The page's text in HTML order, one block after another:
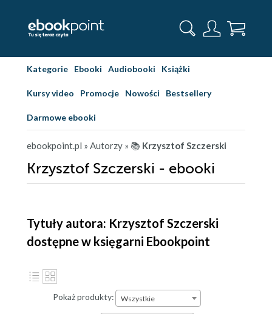
Kategorie Ebooki Audiobooki Książki
Kursy video Promocje Nowości Bestsellery
Darmowe ebooki
ebookpoint.pl » Autorzy » 📚 Krzysztof Szczerski
Krzysztof Szczerski - ebooki
Tytuły autora: Krzysztof Szczerski
dostępne w księgarni Ebookpoint
Pokaż produkty: Wszystkie